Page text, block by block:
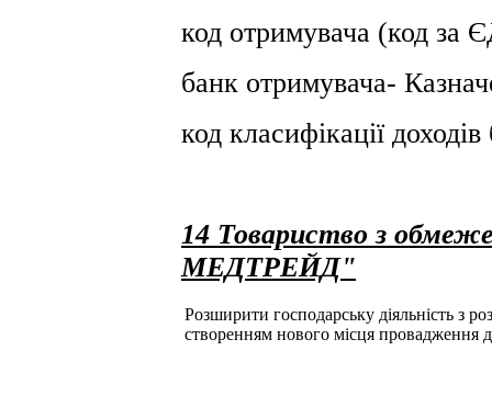
код отримувача (код
банк отримувача-
код класифікації
14 Товариство з
МЕДТРЕЙД"
Розширити господарську діяльність з
створенням нового місця провадження